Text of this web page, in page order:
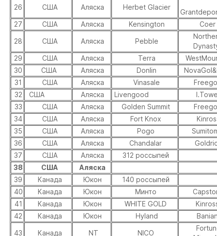
26 США Аляска Herbet Glacier
27
США Аляска Kensington Coer
28 США Аляска Pebble
29
США Аляска Terra
30
США Аляска Donlin
31
США Аляска Vinasale
32
США Аляска Livengood
33
США Аляска Golden Summit
34
США Аляска Fort Knox
35
США Аляска Pogo
36
США Аляска Chandalar
37
США Аляска
312 россыпей
38
США
Аляска
39
Канада Юкон
140 россыпей
40
Канада Юкон Минто
41
Канада Юкон WHITE GOLD
42
Канада Юкон Hyland
43 Канада NT NICO